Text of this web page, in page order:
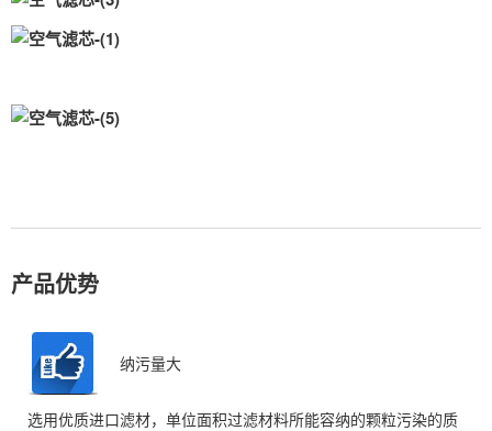
产品优势
纳污量大
选用优质进口滤材，单位面积过滤材料所能容纳的颗粒污染的质